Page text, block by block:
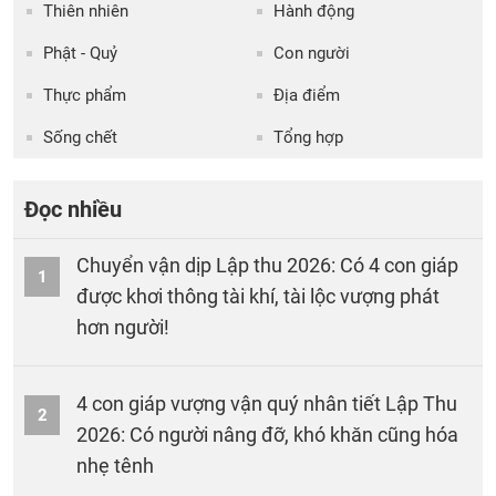
Thiên nhiên Hành động
Phật - Quỷ Con người
Thực phẩm Địa điểm
Sống chết Tổng hợp
Đọc nhiều
1
Chuyển vận dịp Lập thu 2026: Có 4 con giáp
được khơi thông tài khí, tài lộc vượng phát
hơn người!
2
4 con giáp vượng vận quý nhân tiết Lập Thu
2026: Có người nâng đỡ, khó khăn cũng hóa
nhẹ tênh